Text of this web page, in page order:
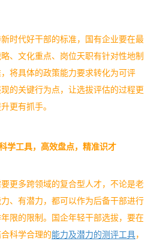
时代好干部的标准，国有企业要在最
、文化重点、岗位天职有针对性地制
将具体的政策能力要求转化为可评
的关键行为点，让选拔评估的过程更
更有抓手。
学工具，高效盘点，精准识才
更多跨领域的复合型人才，不论是老
、有潜力，都可以作为后备干部进行
限的限制。国企年轻干部选拔，要在
科学合理的能力及潜力的测评工具，